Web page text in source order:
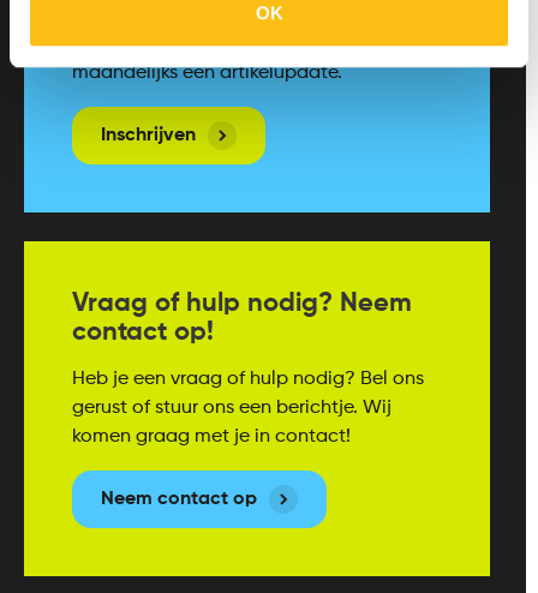
OK
Alle nieuwe artikelen netjes in jouw
mailbox? Meld je aan en ontvang
maandelijks een artikelupdate.
Inschrijven
Vraag of hulp nodig? Neem
contact op!
Heb je een vraag of hulp nodig? Bel ons
gerust of stuur ons een berichtje. Wij
komen graag met je in contact!
Neem contact op